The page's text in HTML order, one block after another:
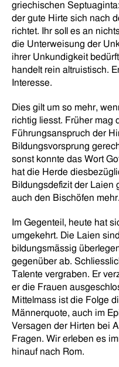
griechischen
der gute Hirte sich nach
richtet. Ihr soll es an
die Unterweisung der
ihrer Unkundigkeit
handelt rein altruistisch.
Interesse.
Dies gilt um so mehr,
richtig liesst. Früher mag
Führungsanspruch der
Bildungsvorsprung
sonst konnte das Wort
hat die Herde
Bildungsdefizit der Laien
auch den Bischöfen mehr.
Im Gegenteil, heute hat
umgekehrt. Die Laien
bildungsmässig
gegenüber ab.
Talente vergraben. Er
er die Frauen
Mittelmass ist die Folge
Männerquote, auch im
Versagen der Hirten bei
Fragen. Wir erleben es
hinauf nach Rom.